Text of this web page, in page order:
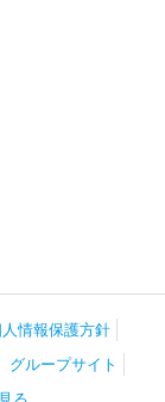
情報保護方針
グループサイト